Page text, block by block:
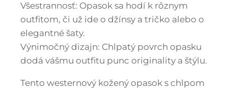
Všestrannosť: Opasok sa hodí k rôznym
outfitom, či už ide o džínsy a tričko alebo o
elegantné šaty.
Výnimočný dizajn: Chlpatý povrch opasku
dodá vášmu outfitu punc originality a štýlu.
Tento westernový kožený opasok s chlpom